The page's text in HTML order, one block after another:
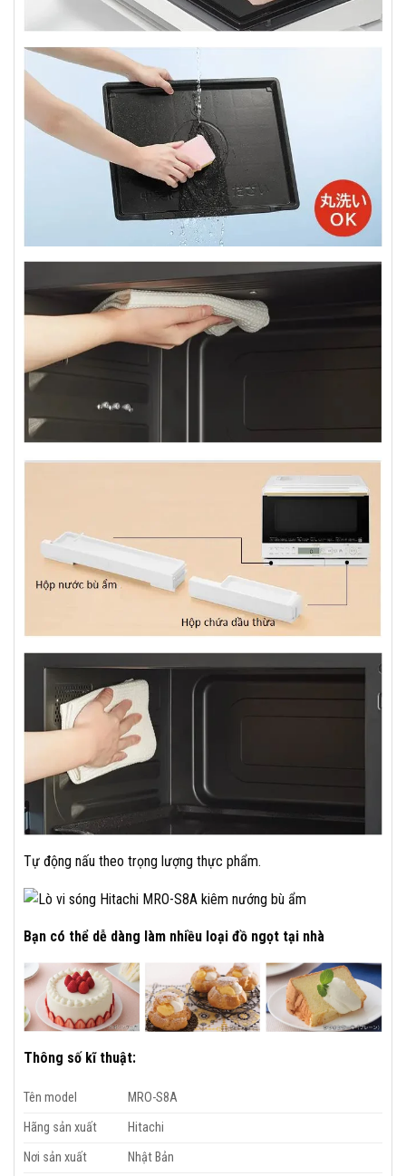
Tự động nấu theo trọng lượng thực phẩm.
Bạn có thể dễ dàng làm nhiều loại đồ ngọt tại nhà
Thông số kĩ thuật:
Tên model
MRO-S8A
Hãng sản xuất
Hitachi
Nơi sản xuất
Nhật Bản